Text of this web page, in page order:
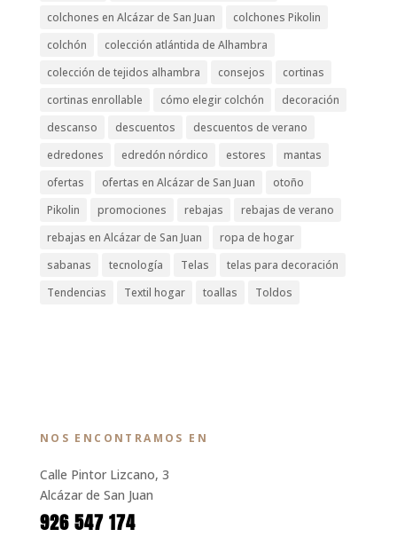
colchones en Alcázar de San Juan
colchones Pikolin
colchón
colección atlántida de Alhambra
colección de tejidos alhambra
consejos
cortinas
cortinas enrollable
cómo elegir colchón
decoración
descanso
descuentos
descuentos de verano
edredones
edredón nórdico estores
mantas
ofertas
ofertas en Alcázar de San Juan
otoño
Pikolin
promociones rebajas
rebajas de verano
rebajas en Alcázar de San Juan
ropa de hogar
sabanas
tecnología Telas
telas para decoración
Tendencias
Textil hogar toallas Toldos
NOS ENCONTRAMOS EN
Calle Pintor Lizcano, 3
Alcázar de San Juan
926 547 174